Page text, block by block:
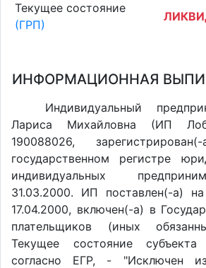
Текущее состояние
(ГРП)
ИНФОРМАЦИОННАЯ
Индивидуальный
Лариса Михайловна (ИП
190088026,
государственном регистре
индивидуальных
31.03.2000. ИП поставлен(-a)
17.04.2000, включен(-a) в
плательщиков (иных
Текущее состояние субъекта
согласно ЕГР, - "Исключен